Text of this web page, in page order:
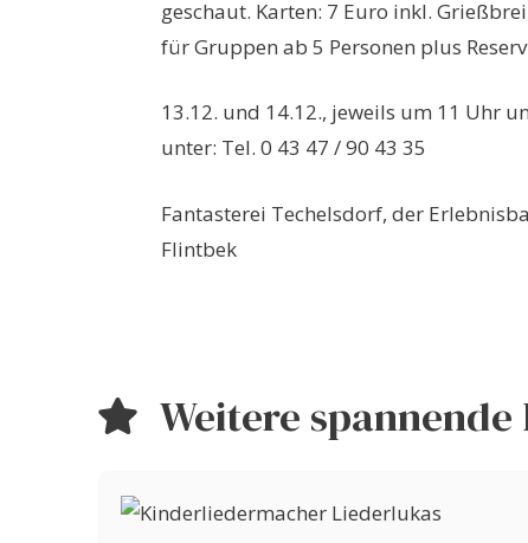
geschaut. Karten: 7 Euro inkl.
für Gruppen ab 5 Personen plus
13.12. und 14.12., jeweils um 11 Uhr
unter: Tel. 0 43 47 / 90 43 35
Fantasterei Techelsdorf, der
Flintbek
Weitere spannende